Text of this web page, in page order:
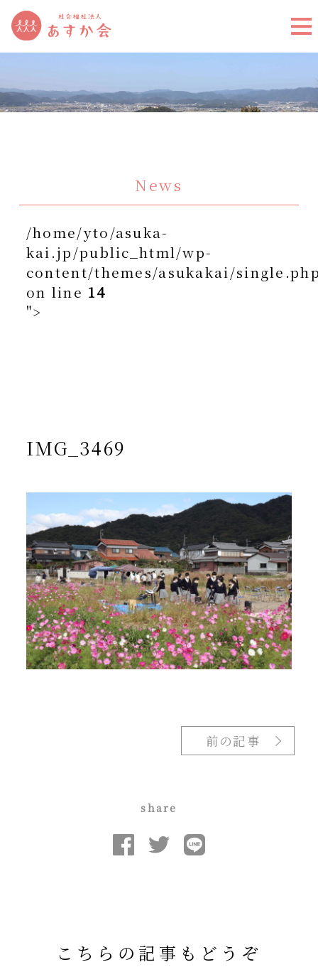
News
/home/yto/asuka-
kai.jp/public_html/wp-
content/themes/asukakai/
on line 14
">
IMG_3469
前の記事
share
こちらの記事もどうぞ